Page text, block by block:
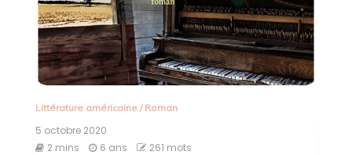
Littérature américaine/ Roman
5 octobre 2020
2 mins
6 ans 261 mots